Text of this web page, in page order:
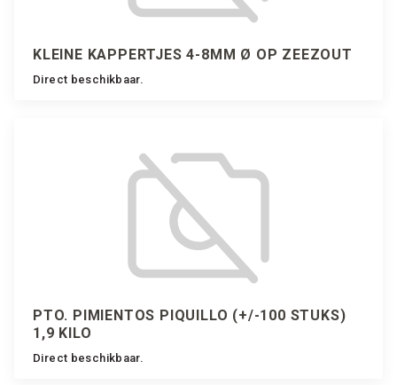
KLEINE KAPPERTJES 4-8MM Ø OP ZEEZOUT
Direct beschikbaar.
PTO. PIMIENTOS PIQUILLO (+/-100 STUKS)
1,9 KILO
Direct beschikbaar.